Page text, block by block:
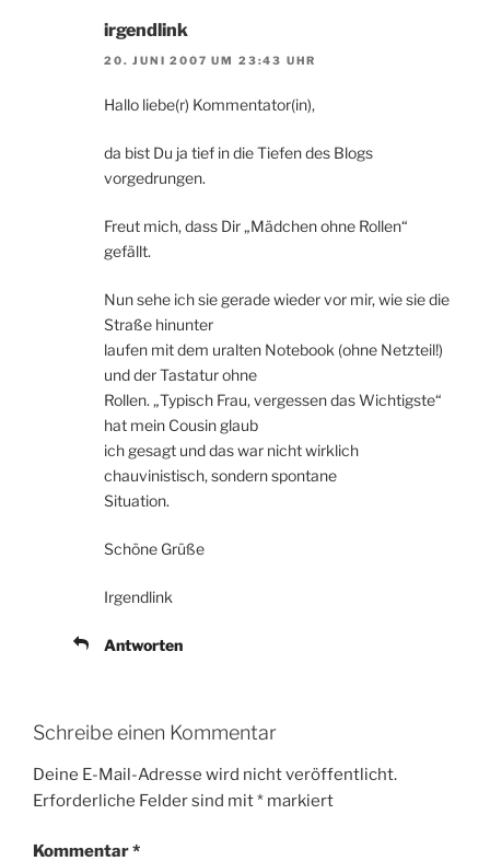
irgendlink
20. JUNI 2007 UM 23:43 UHR
Hallo liebe(r) Kommentator(in),
da bist Du ja tief in die Tiefen des Blogs
vorgedrungen.
Freut mich, dass Dir „Mädchen ohne Rollen“
gefällt.
Nun sehe ich sie gerade wieder vor mir, wie sie die
Straße hinunter
laufen mit dem uralten Notebook (ohne Netzteil!)
und der Tastatur ohne
Rollen. „Typisch Frau, vergessen das Wichtigste“
hat mein Cousin glaub
ich gesagt und das war nicht wirklich
chauvinistisch, sondern spontane
Situation.
Schöne Grüße
Irgendlink
Antworten
Schreibe einen Kommentar
Deine E-Mail-Adresse wird nicht veröffentlicht.
Erforderliche Felder sind mit* markiert
Kommentar*